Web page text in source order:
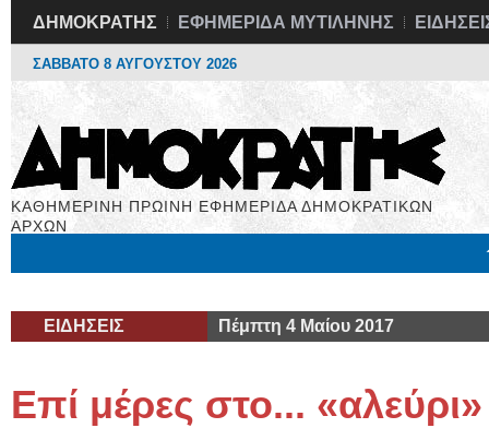
ΔΗΜΟΚΡΑΤΗΣ ΕΦΗΜΕΡΙΔΑ ΜΥΤΙΛΗΝΗΣ
ΣΑΒΒΑΤΟ 8 ΑΥΓΟΥΣΤΟΥ 2026
ΚΑΘΗΜΕΡΙΝΗ ΠΡΩΙΝΗ ΕΦΗΜΕΡΙΔΑ ΔΗΜΟΚΡΑΤΙΚΩΝ
ΑΡΧΩΝ
ΕΙΔΗΣΕΙΣ Πέμπτη 4 Μαίου 2017
Επί μέρες στο... «αλεύρι»